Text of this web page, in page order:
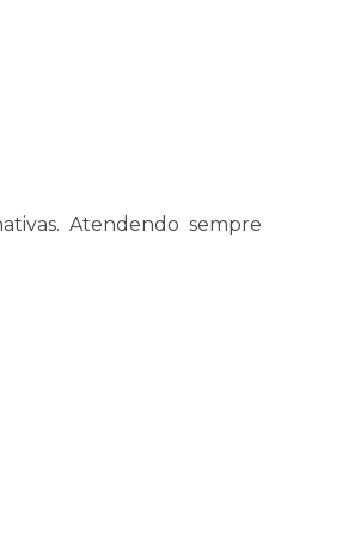
Atendendo sempre